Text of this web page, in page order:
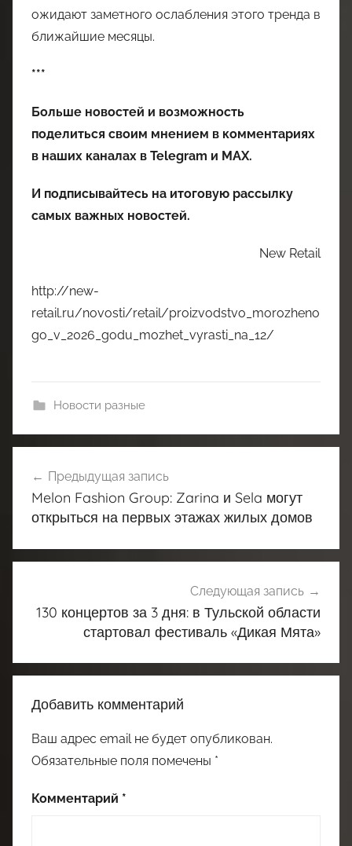
ожидают заметного ослабления этого тренда в
ближайшие месяцы.
***
Больше новостей и возможность
поделиться своим мнением в комментариях
в наших каналах в Telegram и MAX.
И подписывайтесь на итоговую рассылку
самых важных новостей.
New Retail
http://new-
retail.ru/novosti/retail/proizvodstvo_morozheno
go_v_2026_godu_mozhet_vyrasti_na_12/
Новости разные
по
записям
Предыдущая запись
Melon Fashion Group: Zarina и Sela могут
открыться на первых этажах жилых домов
Следующая запись
130 концертов за 3 дня: в Тульской области
стартовал фестиваль «Дикая Мята»
Добавить комментарий
Ваш адрес email не будет опубликован.
Обязательные поля помечены *
Комментарий *